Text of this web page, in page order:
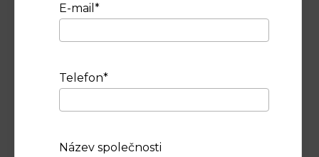
E-mail*
Telefon*
Název společnosti